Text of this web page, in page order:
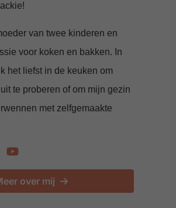
van twee kinderen en
voor koken en bakken. In
het liefst in de keuken om
te proberen of om mijn gezin
met zelfgemaakte
over mij